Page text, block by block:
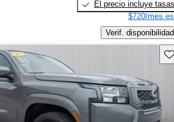
El precio incluye tasas
$720/mes
Verif. disponibilidad